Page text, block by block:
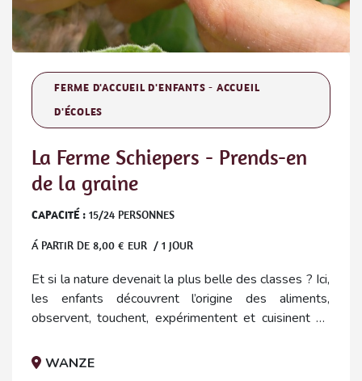
FERME D'ACCUEIL D'ENFANTS - ACCUEIL
D'ÉCOLES
La Ferme Schiepers - Prends-en
de la graine
CAPACITÉ : 15/24 PERSONNES
Á PARTIR DE 8,00 € EUR / 1 JOUR
Et si la nature devenait la plus belle des classes ? Ici,
les enfants découvrent l’origine des aliments,
observent, touchent, expérimentent et cuisinent en
semis à la récolte, le cycle de la graine, la poule et
WANZE